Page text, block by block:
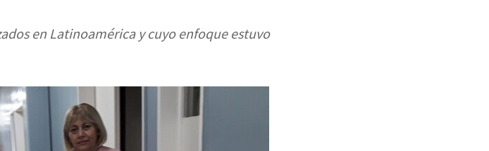
en Latinoamérica y cuyo enfoque estuvo